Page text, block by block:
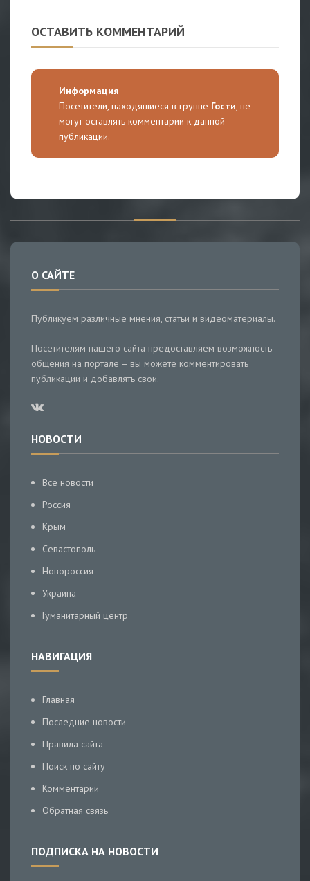
ОСТАВИТЬ КОММЕНТАРИЙ
Информация
Посетители, находящиеся в группе Гости, не
могут оставлять комментарии к данной
публикации.
О САЙТЕ
Публикуем различные мнения, статьи и видеоматериалы.
Посетителям нашего сайта предоставляем возможность
общения на портале – вы можете комментировать
публикации и добавлять свои.
НОВОСТИ
Все новости
Россия
Крым
Севастополь
Новороссия
Украина
Гуманитарный центр
НАВИГАЦИЯ
Главная
Последние новости
Правила сайта
Поиск по сайту
Комментарии
Обратная связь
ПОДПИСКА НА НОВОСТИ